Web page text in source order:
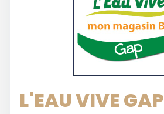
L'EAU VIVE GAP